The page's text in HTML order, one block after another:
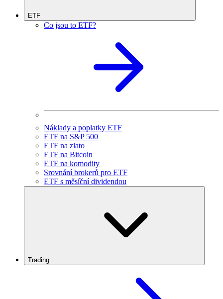
ETF
Co jsou to ETF?
Náklady a poplatky ETF
ETF na S&P 500
ETF na zlato
ETF na Bitcoin
ETF na komodity
Srovnání brokerů pro ETF
ETF s měsíční dividendou
Trading